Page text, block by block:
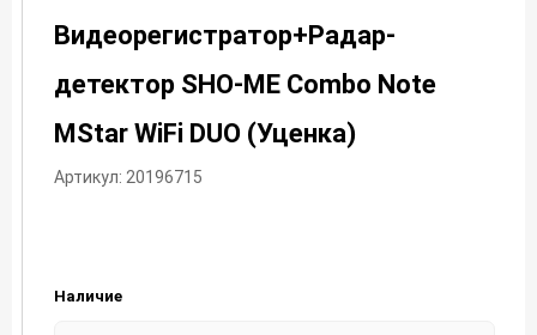
Видеорегистратор+Радар-
детектор SHO-ME Combo Note
MStar WiFi DUO (Уценка)
Артикул: 20196715
Наличие